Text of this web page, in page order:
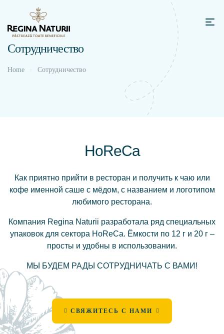
Сотрудничество
Home Сотрудничество
HoReCa
Как приятно прийти в ресторан и получить к чаю или
кофе именной саше с мёдом, с названием и логотипом
любимого ресторана.
Компания Regina Naturii разработала ряд специальных
упаковок для сектора HoReCa. Ёмкости по 12 г и 20 г –
просты и удобны в использовании.
МЫ БУДЕМ РАДЫ СОТРУДНИЧАТЬ С ВАМИ!
СВЯЖИТЕСЬ С НАМИ